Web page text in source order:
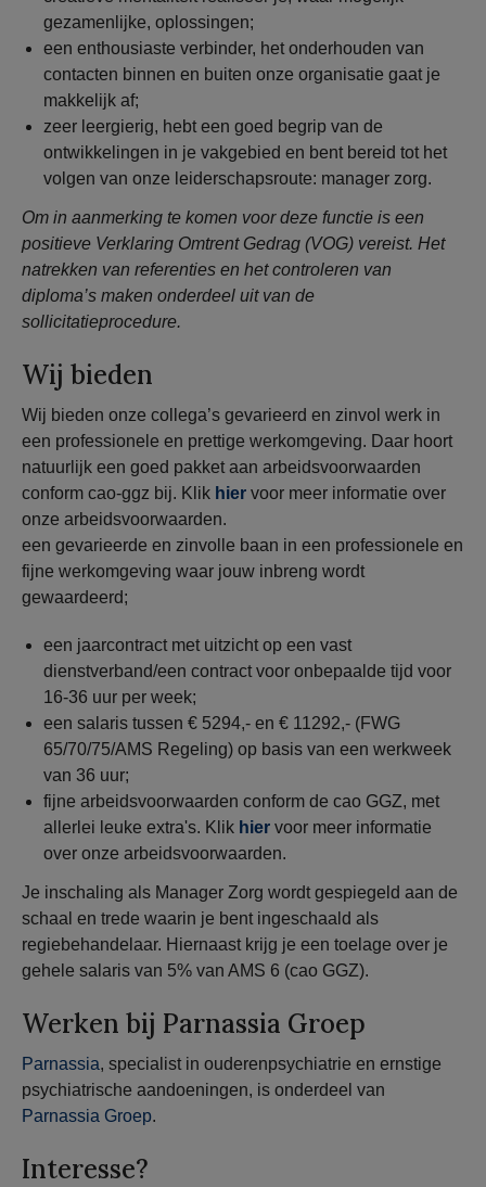
gezamenlijke, oplossingen;
een enthousiaste verbinder, het onderhouden van
contacten binnen en buiten onze organisatie gaat je
makkelijk af;
zeer leergierig, hebt een goed begrip van de
ontwikkelingen in je vakgebied en bent bereid tot het
volgen van onze leiderschapsroute: manager zorg.
Om in aanmerking te komen voor deze functie is een
positieve Verklaring Omtrent Gedrag (VOG) vereist. Het
natrekken van referenties en het controleren van
diploma’s maken onderdeel uit van de
sollicitatieprocedure.
Wij bieden
Wij bieden onze collega’s gevarieerd en zinvol werk in
een professionele en prettige werkomgeving. Daar hoort
natuurlijk een goed pakket aan arbeidsvoorwaarden
conform cao-ggz bij. Klik hier voor meer informatie over
onze arbeidsvoorwaarden.
een gevarieerde en zinvolle baan in een professionele en
fijne werkomgeving waar jouw inbreng wordt
gewaardeerd;
een jaarcontract met uitzicht op een vast
dienstverband/een contract voor onbepaalde tijd voor
16-36 uur per week;
een salaris tussen € 5294,- en € 11292,- (FWG
65/70/75/AMS Regeling) op basis van een werkweek
van 36 uur;
fijne arbeidsvoorwaarden conform de cao GGZ, met
allerlei leuke extra's. Klik hier voor meer informatie
over onze arbeidsvoorwaarden.
Je inschaling als Manager Zorg wordt gespiegeld aan de
schaal en trede waarin je bent ingeschaald als
regiebehandelaar. Hiernaast krijg je een toelage over je
gehele salaris van 5% van AMS 6 (cao GGZ).
Werken bij Parnassia Groep
Parnassia, specialist in ouderenpsychiatrie en ernstige
psychiatrische aandoeningen, is onderdeel van
Parnassia Groep.
Interesse?